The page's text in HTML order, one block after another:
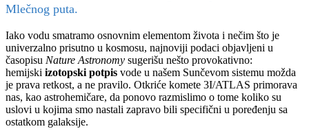
Mlečnog puta.
Iako vodu smatramo osnovnim elementom života i nečim što je
univerzalno prisutno u kosmosu, najnoviji podaci objavljeni u
časopisu Nature Astronomy sugerišu nešto provokativno:
hemijski izotopski potpis vode u našem Sunčevom sistemu možda
je prava retkost, a ne pravilo. Otkriće komete 3I/ATLAS primorava
nas, kao astrohemičare, da ponovo razmislimo o tome koliko su
uslovi u kojima smo nastali zapravo bili specifični u poređenju sa
ostatkom galaksije.